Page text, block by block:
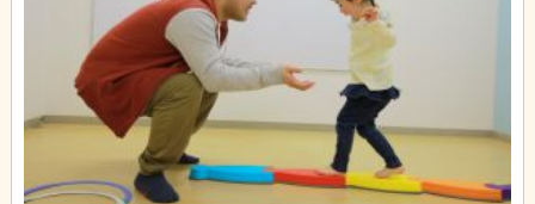
退勤|本日もお疲れさまでした！